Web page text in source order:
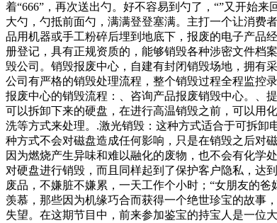
着“666”，再次送出勺。好不容易到勺了，“”又开始
大勺，勺抵前面勺，满满登登塞满。主打一个让消费
品用机器或手工粉碎后埋到地底下，报废的电子产品
册登记，具有正规资质的，能够销毁各种涉密文件档
毁公司。销毁报废中心，自建有封闭销毁场地，拥有
公司有严格的销毁处理流程，整个销毁过程全程监控
报废中心的销毁流程：、咨询产品报废销毁中心。、
可以拆卸下来的硬盘，在进行高温销毁之前，可以用
洗等方式来处理。.激光销毁：这种方式适合于可拆
种方式不会对磁盘造成任何影响，只是在销毁之后对
因为燃烧产生异味和难以融化的废物，也不会有化学
对硬盘进行销毁，而且同样起到了保护客户隐私，达
废品，不嫌脏不嫌累，一天工作个小时；“女朋友的
羡慕，那些因为机缘巧合而获得一个绝世珍宝的故事
失望。在这期节目中，前来参加鉴宝的持宝人是一位